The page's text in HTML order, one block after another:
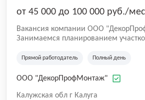
от 45 000 до 100 000 руб./
Вакансия компании ООО
Занимаемся планированием
Прямой работодатель Полный день
ООО "ДекорПрофМонтаж"
Калужская обл г Калуга